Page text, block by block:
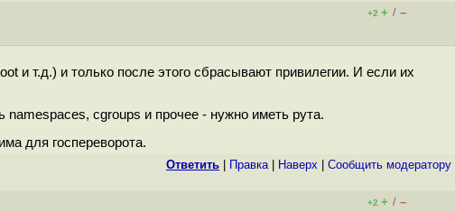
+2 + / –
и т.д.) и только после этого сбрасывают привилегии. И если их
namespaces, cgroups и прочее - нужно иметь рута.
для госпереворота.
Ответить Правка| Наверх Cообщить модератору
+2 + / –